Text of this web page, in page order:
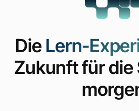
DieLern-
Zukunft für die